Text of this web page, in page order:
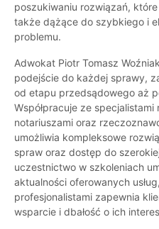
poszukiwaniu rozwiązań,
także dążące do szybkiego i
problemu.
Adwokat Piotr Tomasz
podejście do każdej sprawy,
od etapu przedsądowego aż
Współpracuje ze
notariuszami oraz
umożliwia kompleksowe
spraw oraz dostęp do
uczestnictwo w szkoleniach
aktualności oferowanych
profesjonalistami zapewnia
wsparcie i dbałość o ich